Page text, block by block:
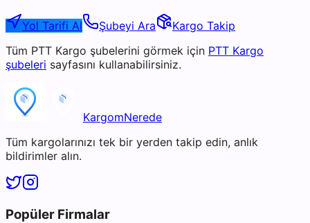
Yol Tarifi Al Şubeyi Ara
Kargo Takip
Tüm PTT Kargo şubelerini görmek için PTT Kargo
şubeleri sayfasını kullanabilirsiniz.
KargomNerede
Tüm kargolarınızı tek bir yerden takip edin, anlık
bildirimler alın.
Popüler Firmalar